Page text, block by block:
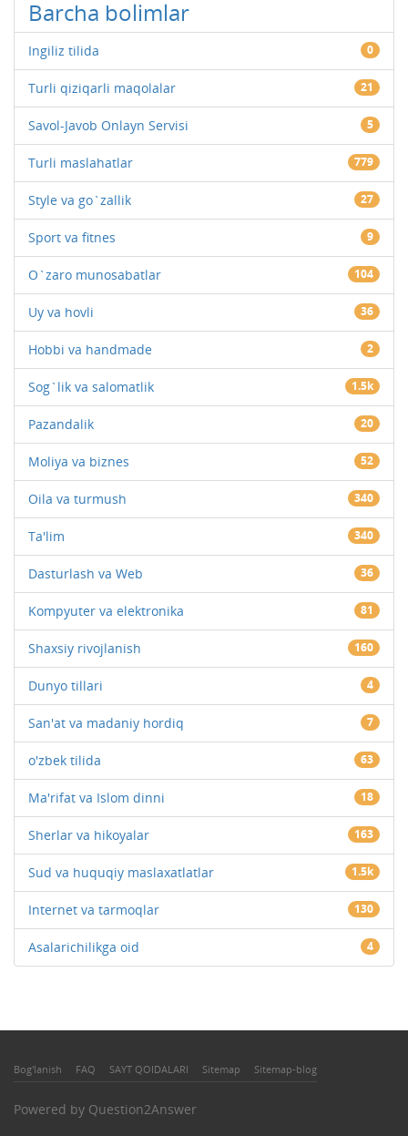
Barcha bolimlar
Ingiliz tilida 0
Turli qiziqarli maqolalar 21
Savol-Javob Onlayn Servisi 5
Turli maslahatlar 779
Style va go`zallik 27
Sport va fitnes 9
O`zaro munosabatlar 104
Uy va hovli 36
Hobbi va handmade 2
Sog`lik va salomatlik 1.5k
Pazandalik 20
Moliya va biznes 52
Oila va turmush 340
Ta'lim 340
Dasturlash va Web 36
Kompyuter va elektronika 81
Shaxsiy rivojlanish 160
Dunyo tillari 4
San'at va madaniy hordiq 7
o'zbek tilida 63
Ma'rifat va Islom dinni 18
Sherlar va hikoyalar 163
Sud va huquqiy maslaxatlatlar 1.5k
Internet va tarmoqlar 130
Asalarichilikga oid 4
Bog'lanish FAQ SAYT QOIDALARI Sitemap Sitemap-blog
Powered by Question2Answer